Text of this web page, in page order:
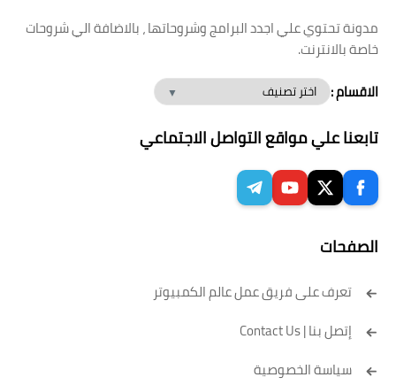
مدونة تحتوي علي اجدد البرامج وشروحاتها ، بالاضافة الي شروحات
خاصة بالانترنت.
الاقسام :
تابعنا علي مواقع التواصل الاجتماعي
الصفحات
تعرف على فريق عمل عالم الكمبيوتر
إتصل بنا | Contact Us
سياسة الخصوصية